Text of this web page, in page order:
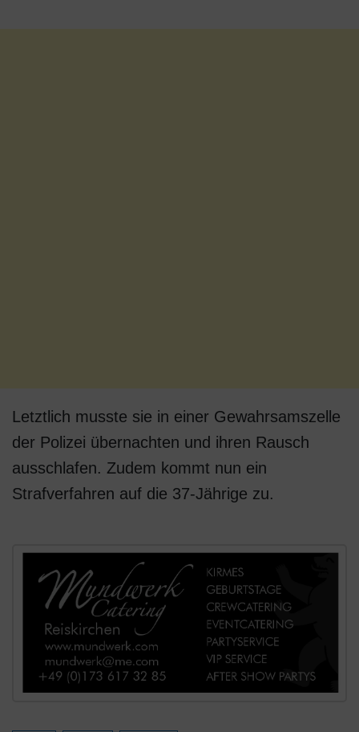
Letztlich musste sie in einer Gewahrsamszelle
der Polizei übernachten und ihren Rausch
ausschlafen. Zudem kommt nun ein
Strafverfahren auf die 37-Jährige zu.